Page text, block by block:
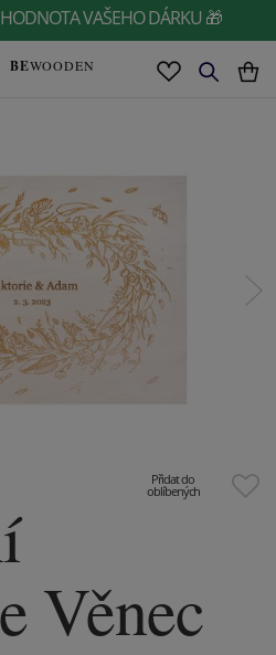
VAŠEHO DÁRKU 🎁
BEWOODEN
Přidat do
oblíbených
Věnec